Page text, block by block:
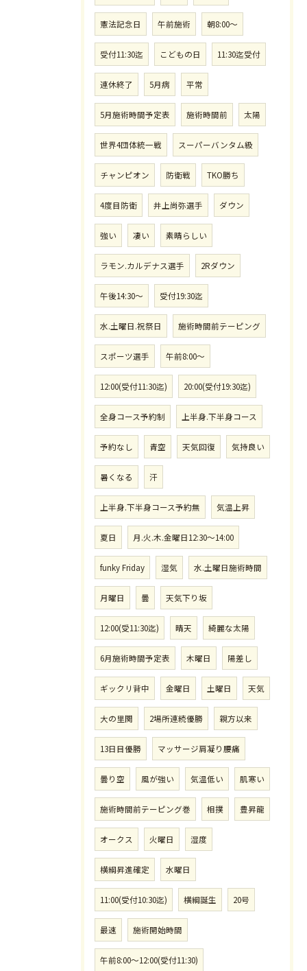
憲法記念日 午前施術 朝8:00〜
受付11:30迄 こどもの日 11:30迄受付
連休終了 5月病 平常
5月施術時間予定表 施術時間前 太陽
世界4団体統一戦 スーパーバンタム級
チャンピオン 防衛戦 TKO勝ち
4度目防衛 井上尚弥選手 ダウン
強い 凄い 素晴らしい
ラモン.カルデナス選手 2Rダウン
午後14:30〜 受付19:30迄
水.土曜日.祝祭日 施術時間前テーピング
スポーツ選手 午前8:00〜
12:00(受付11:30迄) 20:00(受付19:30迄)
全身コース予約制 上半身.下半身コース
予約なし 青空 天気回復 気持良い
暑くなる 汗
上半身.下半身コース予約無 気温上昇
夏日 月.火.木.金曜日12:30〜14:00
funky Friday 湿気 水.土曜日施術時間
月曜日 曇 天気下り坂
12:00(受11:30迄) 晴天 綺麗な太陽
6月施術時間予定表 木曜日 陽差し
ギックリ背中 金曜日 土曜日 天気
大の里関 2場所連続優勝 親方以来
13日目優勝 マッサージ肩凝り腰痛
曇り空 風が強い 気温低い 肌寒い
施術時間前テーピング巻 相撲 豊昇龍
オークス 火曜日 湿度
横綱昇進確定 水曜日
11:00(受付10:30迄) 横綱誕生 20号
最速 施術開始時間
午前8:00〜12:00(受付11:30)